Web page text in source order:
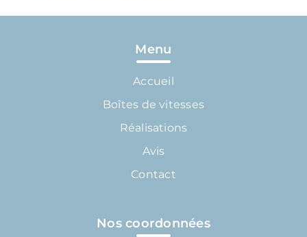
Menu
Accueil
Boîtes de vitesses
Réalisations
Avis
Contact
Nos coordonnées